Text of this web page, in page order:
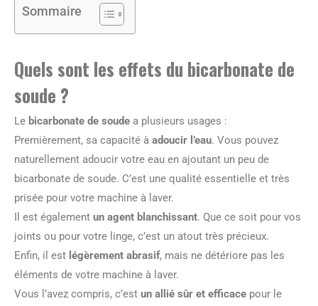
Sommaire
Quels sont les effets du bicarbonate de
soude ?
Le bicarbonate de soude a plusieurs usages :
Premièrement, sa capacité à adoucir l’eau. Vous pouvez
naturellement adoucir votre eau en ajoutant un peu de
bicarbonate de soude. C’est une qualité essentielle et très
prisée pour votre machine à laver.
Il est également un agent blanchissant. Que ce soit pour vos
joints ou pour votre linge, c’est un atout très précieux.
Enfin, il est légèrement abrasif, mais ne détériore pas les
éléments de votre machine à laver.
Vous l’avez compris, c’est un allié sûr et efficace pour le